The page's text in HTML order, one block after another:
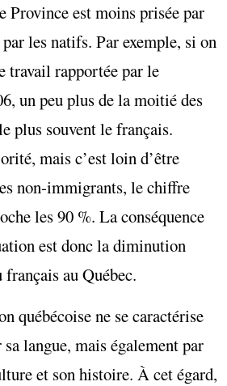
est moins prisée par
les natifs. Par exemple, si on
travail rapportée par le
un peu plus de la moitié des
plus souvent le français.
mais c’est loin d’être
non-immigrants, le chiffre
les 90 %. La conséquence
est donc la diminution
au Québec.
québécoise ne se caractérise
langue, mais également par
et son histoire. À cet égard,